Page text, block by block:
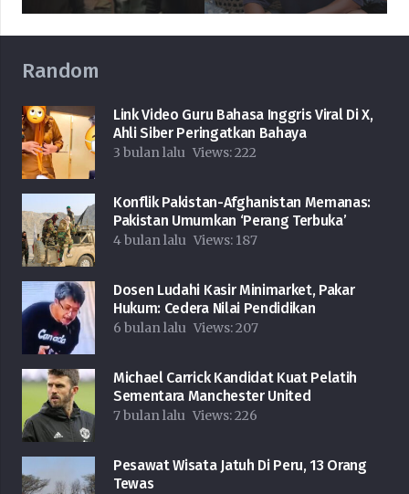
Random
Link Video Guru Bahasa Inggris Viral Di X,
Ahli Siber Peringatkan Bahaya
3 bulan lalu Views:222
Konflik Pakistan-Afghanistan Memanas:
Pakistan Umumkan ‘Perang Terbuka’
4 bulan lalu Views: 187
Dosen Ludahi Kasir Minimarket, Pakar
Hukum: Cedera Nilai Pendidikan
6 bulan lalu Views:207
Michael Carrick Kandidat Kuat Pelatih
Sementara Manchester United
7 bulan lalu Views:226
Pesawat Wisata Jatuh Di Peru, 13 Orang
Tewas